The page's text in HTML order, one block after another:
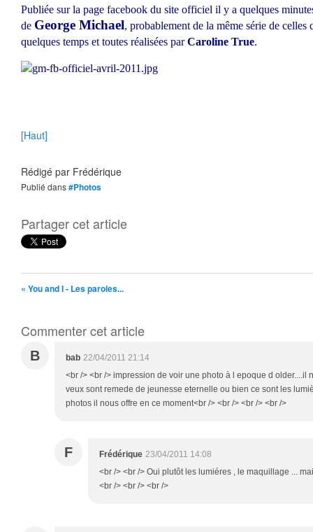
Publiée sur la page facebook du site officiel il y a quelques
de George Michael, probablement de la même série de celles
quelques temps et toutes réalisées parCaroline True.
[Haut]
Rédigé par Frédérique
Publié dans#Photos
Partager cet article
« You and I - Les paroles...
Commenter cet article
B bab 22/04/2011 21:14
<br /> <br /> impression de voir une photo à l epoque d older....il
veux sont remede de jeunesse eternelle ou bien ce sont les
photos il nous offre en ce moment<br /> <br /> <br /> <br />
F Frédérique 23/04/2011 14:08
<br /> <br /> Oui plutôt les lumiéres , le maquillage ...
<br /> <br /> <br />